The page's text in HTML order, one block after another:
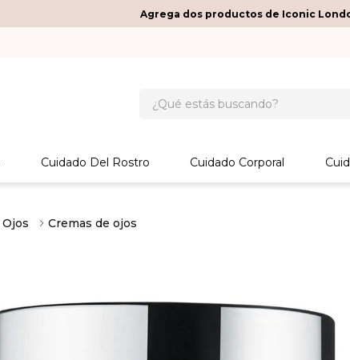
Agrega dos productos de Iconic
Cuidado Del Rostro Cuidado Corporal
Ojos Cremas de ojos